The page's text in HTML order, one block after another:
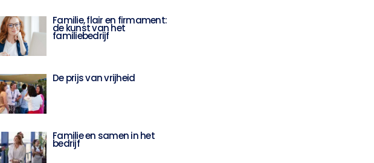
Familie, flair en firmament:
de kunst van het
familiebedrijf
De prijs van vrijheid
Familie en samen in het
bedrijf